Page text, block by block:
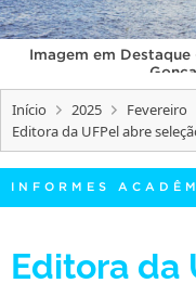
INTERNACIONAL
OUVIDORIA
PORTARIAS
TELEFONES
Imagem em Destaque
Início 2025 Fevereiro
Editora da UFPel abre
INFORMES
Editora da